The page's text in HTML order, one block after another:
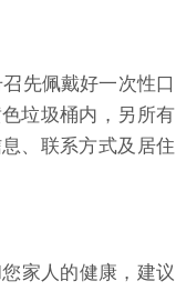
先佩戴好一次性口
垃圾桶内，另所有
、联系方式及居住
家人的健康，建议